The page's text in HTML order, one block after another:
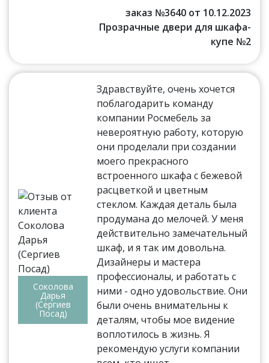
заказ №3640 от 10.12.2023
Прозрачные двери для шкафа-
купе №2
Соколова
Дарья
(Сергиев
Посад)
Здравствуйте, очень хочется
поблагодарить команду
компании Росмебель за
невероятную работу, которую
они проделали при создании
моего прекрасного
встроенного шкафа с бежевой
расцветкой и цветным
стеклом. Каждая деталь была
продумана до мелочей. У меня
действительно замечательный
шкаф, и я так им довольна.
Дизайнеры и мастера
профессионалы, и работать с
ними - одно удовольствие. Они
были очень внимательны к
деталям, чтобы мое видение
воплотилось в жизнь. Я
рекомендую услуги компании